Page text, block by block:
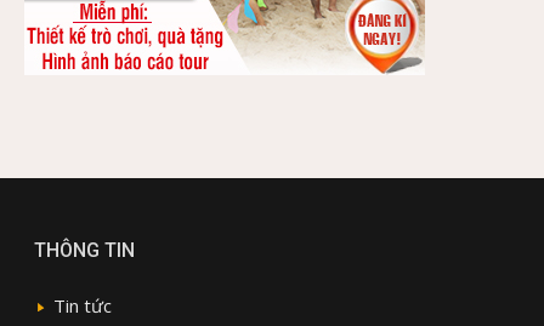
THÔNG TIN
Tin tức